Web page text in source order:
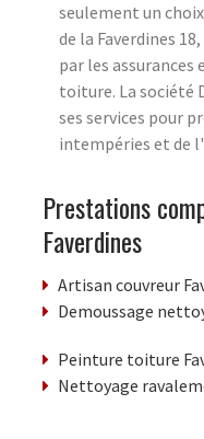
seulement un
de la Faverdines
par les assurances
toiture. La société
ses services pour
intempéries et de
Prestations
Faverdines
Artisan couvreur
Demoussage
Peinture toiture
Nettoyage